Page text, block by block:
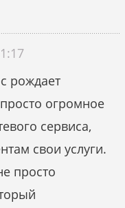
рождает
огромное
сервиса,
свои услуги.
просто